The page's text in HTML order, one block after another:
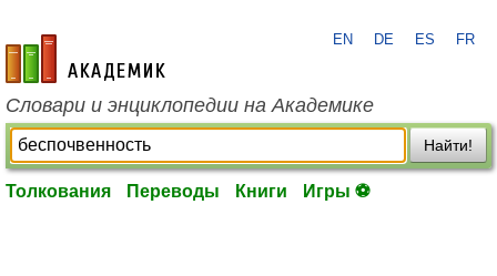
academic.ru
EN DE ES FR
Словари и энциклопедии на Академике
Найти!
Толкования Переводы Книги Игры ⚽